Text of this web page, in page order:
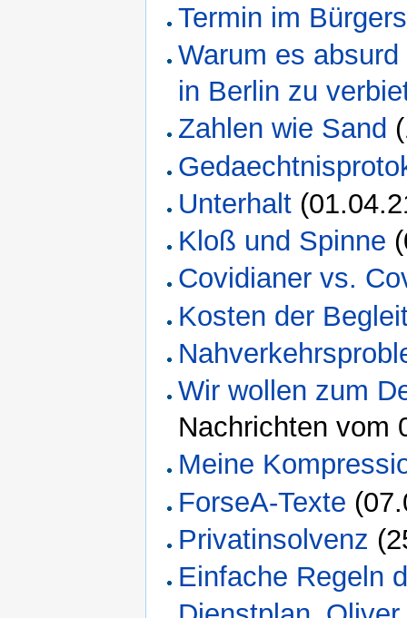
Termin im
Warum es
in Berlin zu
Zahlen wie Sand
Unterhalt
Kloß und Spinne
Covidianer vs.
Kosten der
Wir wollen zum
Nachrichten vom
Meine
ForseA-Texte
Privatinsolvenz
Einfache Regeln